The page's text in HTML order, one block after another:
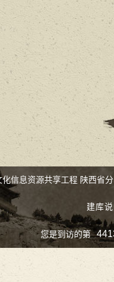
化信息资源共享工程 陕西省
建库
您是到访的第